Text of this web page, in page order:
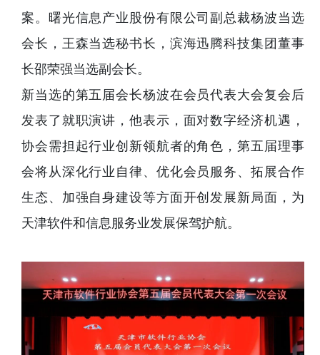
案。曙光信息产业股份有限公司副总裁杨波当选
会长，王森当选秘书长，滨海迅腾科技集团董事
长邵荣强当选副会长。
新当选的第五届会长杨波在会员代表大会复会后
发表了就职演讲，他表示，面对数字经济机遇，
协会需担起行业创新领航者的角色，第五届理事
会将从深化行业自律、优化会员服务、拓展合作
生态、加强自身建设等方面开创发展新局面，为
天津软件和信息服务业发展保驾护航。